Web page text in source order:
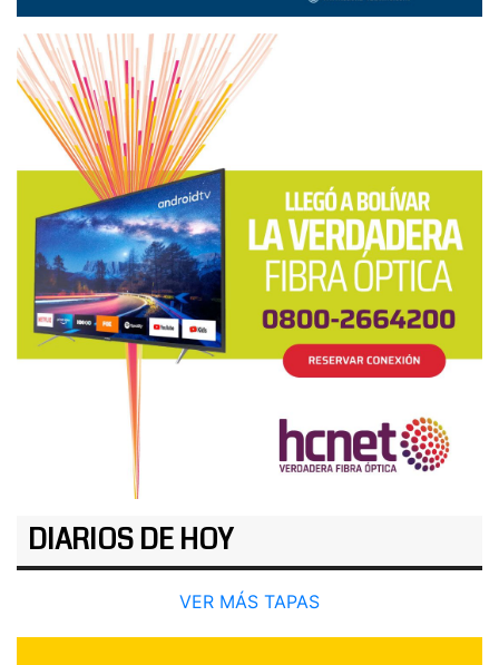
DIARIOS DE HOY
VER MÁS TAPAS